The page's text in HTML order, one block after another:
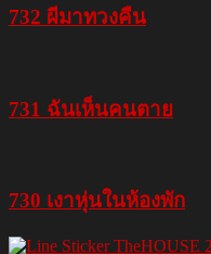
732 ผีมาทวงคืน
731 ฉันเห็นคนตาย
730 เงาหุ่นในห้องพัก